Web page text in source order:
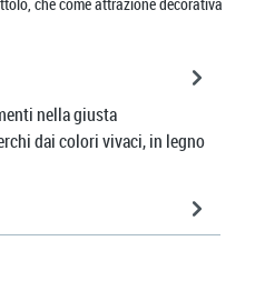
nella giusta
dai colori vivaci, in legno